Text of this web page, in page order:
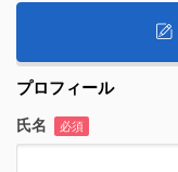
プロフィール
氏名 必須